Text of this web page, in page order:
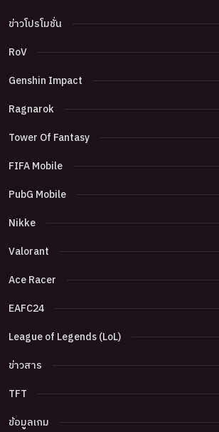
ข่าวโปรโมชั่น
RoV
Genshin Impact
Ragnarok
Tower Of Fantasy
FIFA Mobile
PubG Mobile
Nikke
Valorant
Ace Racer
EAFC24
League of Legends (LoL)
ข่าวสาร
TFT
ข้อมูลเกม